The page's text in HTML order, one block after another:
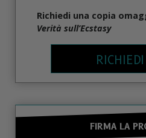
Richiedi una copia
Verità sull’Ecstasy
FIRMA LA